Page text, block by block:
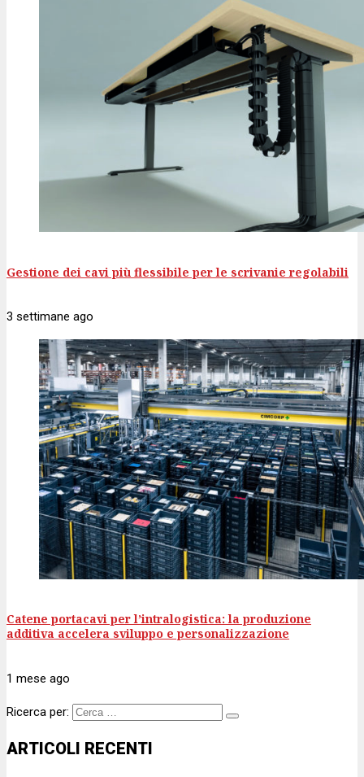
Gestione dei cavi più flessibile per le scrivanie regolabili
3 settimane ago
Catene portacavi per l’intralogistica: la produzione
additiva accelera sviluppo e personalizzazione
1 mese ago
Ricerca per:
ARTICOLI RECENTI